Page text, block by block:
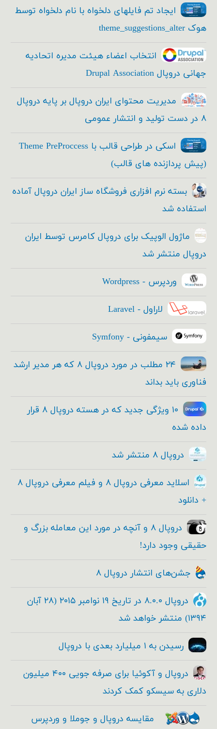
ایجاد تم فایلهای دلخواه با نام دلخواه توسط
هوک theme_suggestions_alter
انتخاب اعضاء هیئت مدیره اتحادیه
جهانی دروپال Drupal Association
مدیریت محتوای ایران دروپال بر پایه دروپال
۸ در دست تولید و انتشار عمومی
اسکی در طراحی قالب با Theme PreProccess
(پیش پردازنده های قالب)
بسته نرم افزاری فروشگاه ساز ایران دروپال آماده
استفاده شد
ماژول الوپیک برای دروپال کامرس توسط ایران
دروپال منتشر شد
وردپرس - Wordpress
لاراول - Laravel
سیمفونی - Symfony
۲۴ مطلب در مورد دروپال ۸ که هر مدیر ارشد
فناوری باید بداند
۱۰ ویژگی جدید که در هسته دروپال ۸ قرار
داده شده
دروپال ۸ منتشر شد
اسلاید معرفی دروپال ۸ و فیلم معرفی دروپال ۸
+ دانلود
دروپال ۸ و آنچه در مورد این معامله بزرگ و
حقیقی وجود دارد!
جشن‌های انتشار دروپال ۸
دروپال ۸.۰.۰ در تاریخ ۱۹ نوامبر ۲۰۱۵ (۲۸ آبان
۱۳۹۴) منتشر خواهد شد
رسیدن به ۱ میلیارد بعدی با دروپال
دروپال و آکوئیا برای صرفه جویی ۴۰۰ میلیون
دلاری به سیسکو کمک کردند
مقایسه دروپال و جوملا و وردپرس